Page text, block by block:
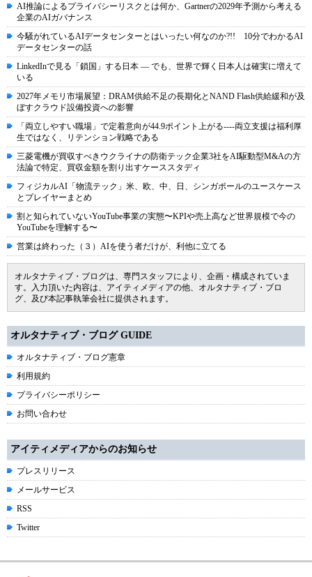
AI推論によるプライバシーリスクとは何か、Gartnerの2029年予測から考える
企業のAIガバナンス
今騒がれているAIデータセンターとはいったい何なのか?!! 10分でわかるAI
データセンターの話
LinkedInで見る「鎖国」する日本 ― でも、世界で輝く日本人は確実に増えて
いる
2027年メモリ市場展望：DRAM供給不足の長期化とNAND Flash供給緩和が及
ぼすクラウド設備投資への影響
「両立しやすい職場」で定着意向が44.9ポイント上がる----両立支援は福利厚
生ではなく、リテンション戦略である
三菱電機が買収すべきウクライナの防衛テック企業3社をAI駆動型M&Aの方
法論で特定、買収金額を割り出すケーススタディ
フィジカルAI「物流テック」米、欧、中、日、シンガポールのユースケース
とプレイヤーまとめ
割と知られていないYouTube事業の実態〜KPIや売上高など世界規模で今の
YouTubeを理解する〜
営業は終わった（３）AIを使う者だけが、利他に立てる
オルタナティブ・ブログは、専門スタッフにより、企画・構成されていま
す。入力頂いた内容は、アイティメディアの他、オルタナティブ・ブロ
グ、及び本記事執筆会社に提供されます。
オルタナティブ・ブログ GUIDE
オルタナティブ・ブログ憲章
利用規約
プライバシーポリシー
お問い合わせ
アイティメディアからのお知らせ
プレスリリース
メールサービス
RSS
Twitter